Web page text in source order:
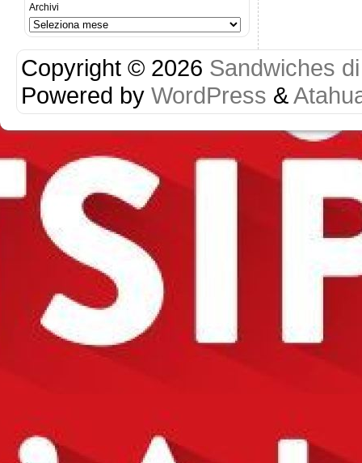
Archivi
Copyright © 2026 Sandwiches
Powered by WordPress &